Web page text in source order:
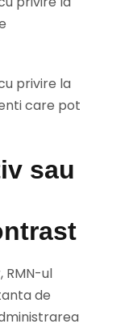
privire la
care pot
sau
RMN-ul
de